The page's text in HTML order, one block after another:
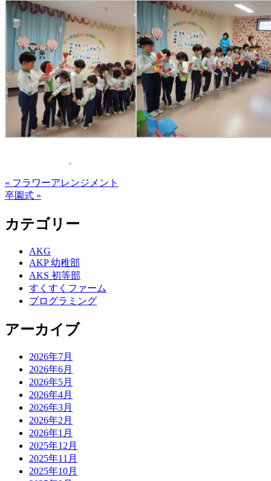
« フラワーアレンジメント
卒園式 »
カテゴリー
AKG
AKP 幼稚部
AKS 初等部
すくすくファーム
プログラミング
アーカイブ
2026年7月
2026年6月
2026年5月
2026年4月
2026年3月
2026年2月
2026年1月
2025年12月
2025年11月
2025年10月